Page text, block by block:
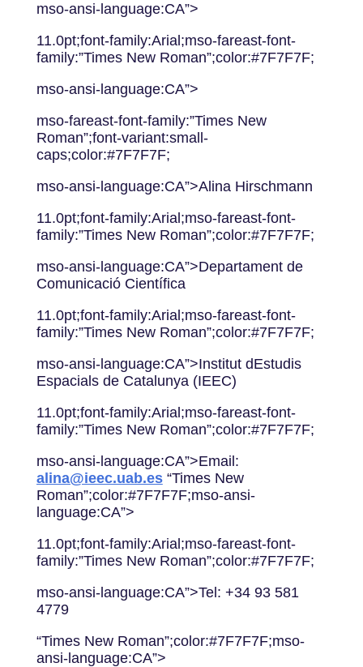
mso-ansi-language:CA”>
11.0pt;font-family:Arial;mso-fareast-font-
family:”Times New Roman”;color:#7F7F7F;
mso-ansi-language:CA”>
mso-fareast-font-family:”Times New
Roman”;font-variant:small-
caps;color:#7F7F7F;
mso-ansi-language:CA”>Alina Hirschmann
11.0pt;font-family:Arial;mso-fareast-font-
family:”Times New Roman”;color:#7F7F7F;
mso-ansi-language:CA”>Departament de
Comunicació Científica
11.0pt;font-family:Arial;mso-fareast-font-
family:”Times New Roman”;color:#7F7F7F;
mso-ansi-language:CA”>Institut dEstudis
Espacials de Catalunya (IEEC)
11.0pt;font-family:Arial;mso-fareast-font-
family:”Times New Roman”;color:#7F7F7F;
mso-ansi-language:CA”>Email:
alina@ieec.uab.es“Times New
Roman”;color:#7F7F7F;mso-ansi-
language:CA”>
11.0pt;font-family:Arial;mso-fareast-font-
family:”Times New Roman”;color:#7F7F7F;
mso-ansi-language:CA”>Tel: +34 93 581
4779
“Times New Roman”;color:#7F7F7F;mso-
ansi-language:CA”>